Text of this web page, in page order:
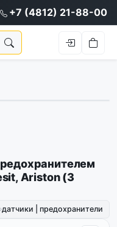
+7 (4812) 21-88-00
Ariston (3
датчики | предохранители